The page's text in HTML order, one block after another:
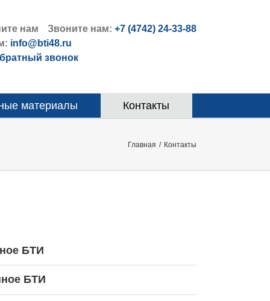
Звоните нам: +7 (4742) 24-33-88
info@bti48.ru
звонок
материалы Контакты
Главная / Контакты
БТИ
БТИ